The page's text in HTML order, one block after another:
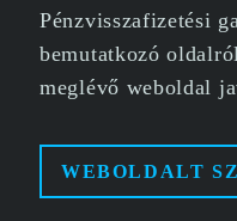
Pénzvisszafizetési
bemutatkozó
meglévő weboldal
WEBOLDALT